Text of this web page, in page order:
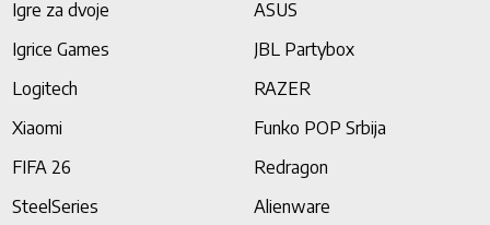
Igre za dvoje
ASUS
Igrice Games
JBL Partybox
Logitech
RAZER
Xiaomi
Funko POP Srbija
FIFA 26
Redragon
SteelSeries
Alienware